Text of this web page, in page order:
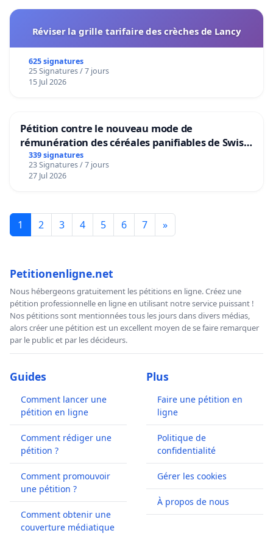
Réviser la grille tarifaire des crèches de Lancy
625 signatures
25 Signatures / 7 jours
15 Jul 2026
Pétition contre le nouveau mode de
rémunération des céréales panifiables de Swiss
granum basé sur la teneur en protéines
339 signatures
23 Signatures / 7 jours
27 Jul 2026
1 2 3 4 5 6 7 »
Petitionenligne.net
Nous hébergeons gratuitement les pétitions en ligne. Créez une
pétition professionnelle en ligne en utilisant notre service puissant !
Nos pétitions sont mentionnées tous les jours dans divers médias,
alors créer une pétition est un excellent moyen de se faire remarquer
par le public et par les décideurs.
Guides
Comment lancer une
pétition en ligne
Comment rédiger une
pétition ?
Comment promouvoir
une pétition ?
Comment obtenir une
couverture médiatique
Plus
Faire une pétition en
ligne
Politique de
confidentialité
Gérer les cookies
À propos de nous